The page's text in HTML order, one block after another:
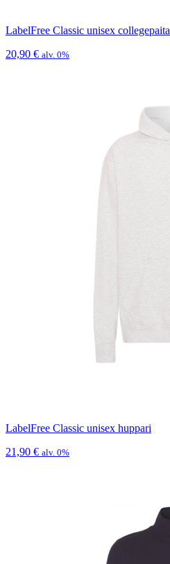
LabelFree Classic unisex collegepaita
20,90 € alv. 0%
LabelFree Classic unisex huppari
21,90 € alv. 0%